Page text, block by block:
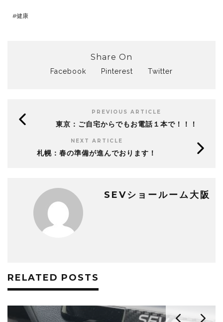
健康
Share On
Facebook Pinterest Twitter
PREVIOUS ARTICLE
東京：ご自宅からでもお電話１本で！！！
NEXT ARTICLE
札幌：春の準備が進んでおります！
SEVショールーム大阪
RELATED POSTS